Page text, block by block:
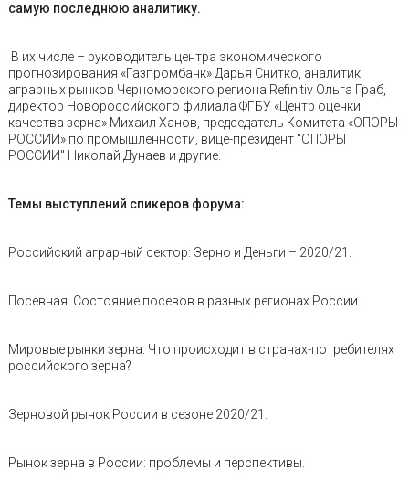
самую последнюю аналитику.
В их числе – руководитель центра экономического
прогнозирования «Газпромбанк» Дарья Снитко, аналитик
аграрных рынков Черноморского региона Refinitiv Ольга Граб,
директор Новороссийского филиала ФГБУ «Центр оценки
качества зерна» Михаил Ханов, председатель Комитета «ОПОРЫ
РОССИИ» по промышленности, вице-президент "ОПОРЫ
РОССИИ" Николай Дунаев и другие.
Темы выступлений спикеров форума:
Российский аграрный сектор: Зерно и Деньги – 2020/21.
Посевная. Состояние посевов в разных регионах России.
Мировые рынки зерна. Что происходит в странах-потребителях
российского зерна?
Зерновой рынок России в сезоне 2020/21.
Рынок зерна в России: проблемы и перспективы.